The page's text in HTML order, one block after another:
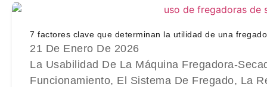
7 factores clave que determinan la utilidad de una
21 De Enero De 2026
La Usabilidad De La Máquina Fregadora-
Funcionamiento, El Sistema De Fregado, La